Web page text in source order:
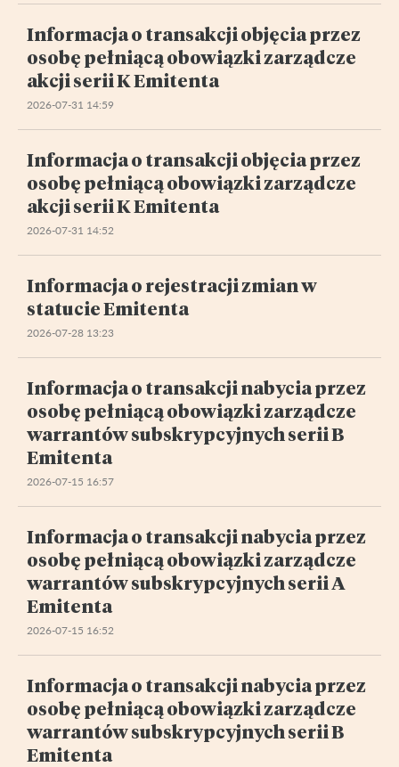
Informacja o transakcji objęcia przez
osobę pełniącą obowiązki zarządcze
akcji serii K Emitenta
2026-07-31 14:59
Informacja o transakcji objęcia przez
osobę pełniącą obowiązki zarządcze
akcji serii K Emitenta
2026-07-31 14:52
Informacja o rejestracji zmian w
statucie Emitenta
2026-07-28 13:23
Informacja o transakcji nabycia przez
osobę pełniącą obowiązki zarządcze
warrantów subskrypcyjnych serii B
Emitenta
2026-07-15 16:57
Informacja o transakcji nabycia przez
osobę pełniącą obowiązki zarządcze
warrantów subskrypcyjnych serii A
Emitenta
2026-07-15 16:52
Informacja o transakcji nabycia przez
osobę pełniącą obowiązki zarządcze
warrantów subskrypcyjnych serii B
Emitenta